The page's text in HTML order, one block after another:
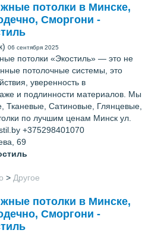
потолки в Минске,
Сморгони -
06 сентября 2025
потолки «Экостиль» — это не
потолочные системы, это
уверенность в
и подлинности материалов. Мы
Тканевые, Сатиновые, Глянцевые,
по лучшим ценам Минск ул.
+375298401070
69
> Другое
потолки в Минске,
Сморгони -